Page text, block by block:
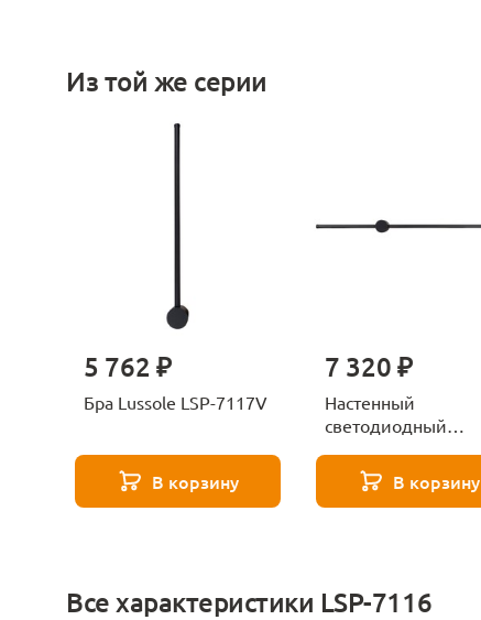
Из той же серии
5 762 ₽
Бра Lussole LSP-7117V
В корзину
7 320 ₽
Настенный
светодиодный
Lowell LSP-7118
В корзину
Все характеристики LSP-7116